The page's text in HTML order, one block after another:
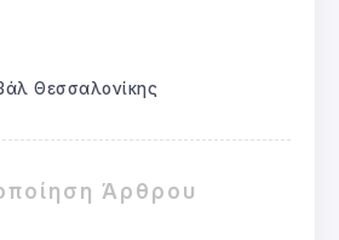
Θεσσαλονίκης
Άρθρου